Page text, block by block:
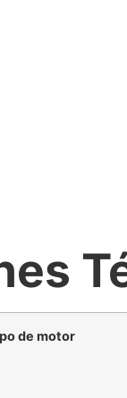
de motor